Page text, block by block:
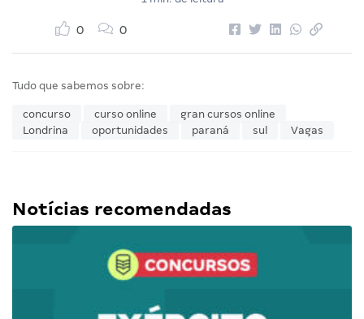
0 0
Tudo que sabemos sobre:
concurso curso online
gran cursos online
Londrina
oportunidades paraná sul Vagas
Notícias recomendadas